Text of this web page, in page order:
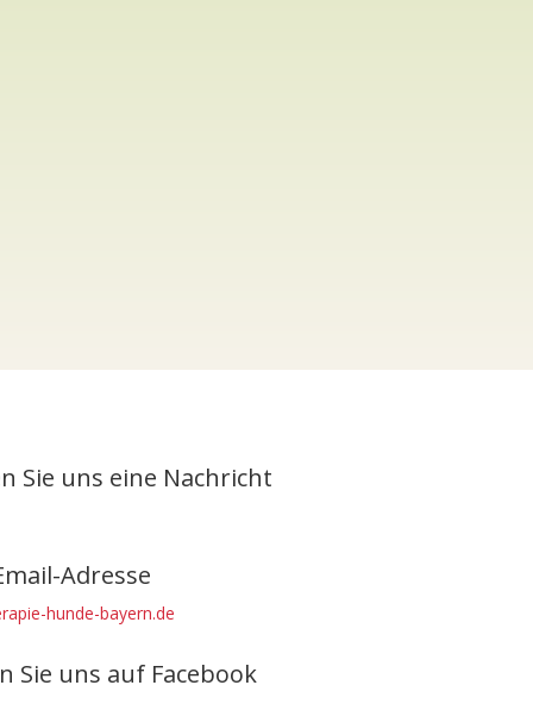
Sie uns eine Nachricht
Adresse
hunde-bayern.de
Sie uns auf Facebook